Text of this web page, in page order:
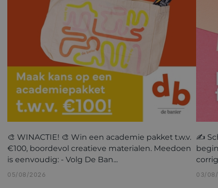
🎨 WINACTIE! 🎨 Win een academie pakket t.w.v.
€100, boordevol creatieve materialen. Meedoen
is eenvoudig: - Volg De Ban...
05/08/2026
✍️
03/